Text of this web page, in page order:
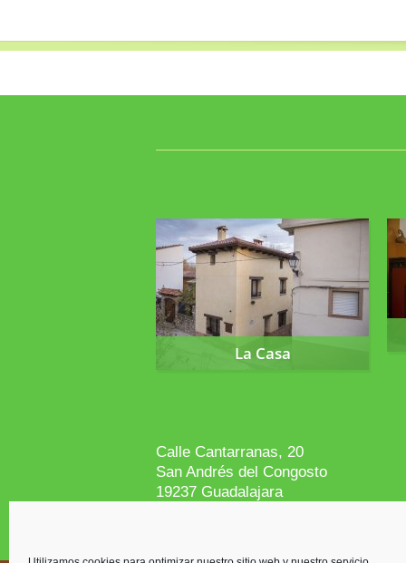
La Casa
La Casa
Calle Cantarranas, 20
San Andrés del Congosto
19237 Guadalajara